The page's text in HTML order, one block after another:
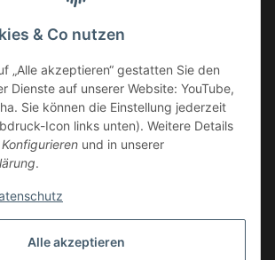
Alle akzeptieren
& Co nutzen
„Alle akzeptieren“ gestatten Sie den
Dienste auf unserer Website: YouTube,
Sie können die Einstellung jederzeit
Icon links unten). Weitere Details
Konfigurieren und in unserer
.
975 (10-17 Uhr)